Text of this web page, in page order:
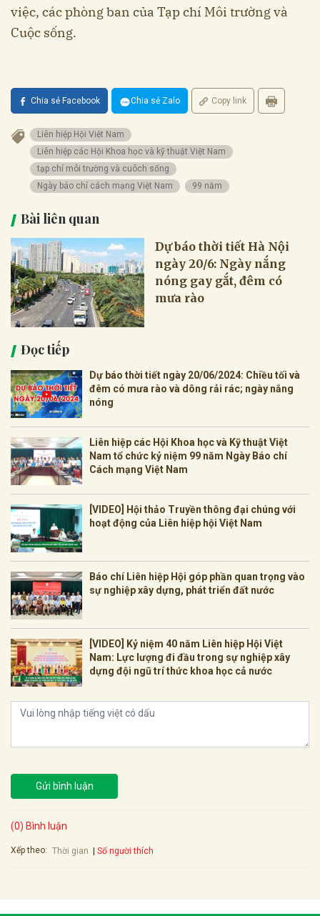
việc, các phòng ban của Tạp chí Môi trường và
Cuộc sống.
Chia sẻ Facebook Chia sẻ Zalo Copy link
Liên hiệp Hội Việt Nam
Liên hiệp các Hội Khoa học và kỹ thuật Việt Nam
tạp chí môi trường và cuôch sống
Ngày báo chí cách mạng Việt Nam
99 năm
Bài liên quan
Dự báo thời tiết Hà Nội
ngày 20/6: Ngày nắng
nóng gay gắt, đêm có
mưa rào
Đọc tiếp
Dự báo thời tiết ngày 20/06/2024: Chiều tối và
đêm có mưa rào và dông rải rác; ngày nắng
nóng
Liên hiệp các Hội Khoa học và Kỹ thuật Việt
Nam tổ chức kỷ niệm 99 năm Ngày Báo chí
Cách mạng Việt Nam
[VIDEO] Hội thảo Truyền thông đại chúng với
hoạt động của Liên hiệp hội Việt Nam
Báo chí Liên hiệp Hội góp phần quan trọng vào
sự nghiệp xây dựng, phát triển đất nước
[VIDEO] Kỷ niệm 40 năm Liên hiệp Hội Việt
Nam: Lực lượng đi đầu trong sự nghiệp xây
dựng đội ngũ trí thức khoa học cả nước
Gửi bình luận
(0) Bình luận
Xếp theo: Thời gian Số người thích